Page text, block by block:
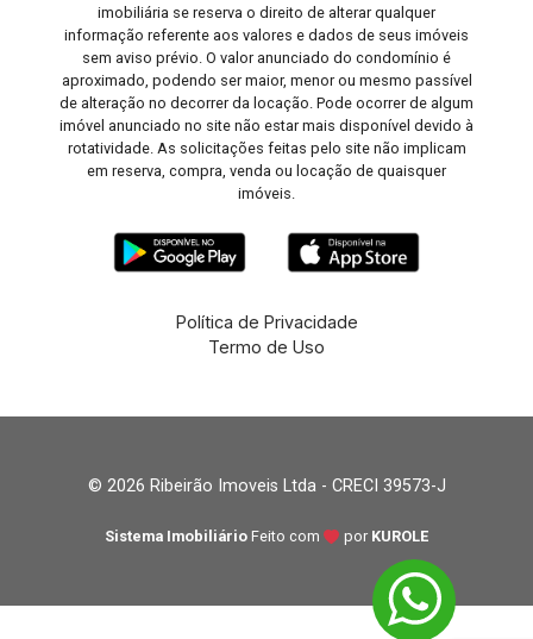
imobiliária se reserva o direito de alterar qualquer
informação referente aos valores e dados de seus imóveis
sem aviso prévio. O valor anunciado do condomínio é
aproximado, podendo ser maior, menor ou mesmo passível
de alteração no decorrer da locação. Pode ocorrer de algum
imóvel anunciado no site não estar mais disponível devido à
rotatividade. As solicitações feitas pelo site não implicam
em reserva, compra, venda ou locação de quaisquer
imóveis.
Política de Privacidade
Termo de Uso
© 2026 Ribeirão Imoveis Ltda - CRECI 39573-J
Sistema Imobiliário Feito com por KUROLE